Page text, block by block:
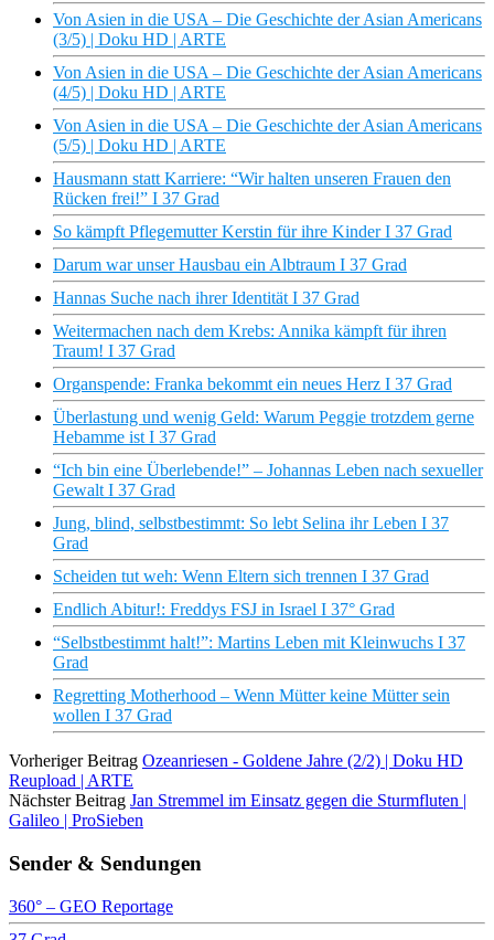
Von Asien in die USA – Die Geschichte der Asian Americans
(3/5) | Doku HD | ARTE
Von Asien in die USA – Die Geschichte der Asian Americans
(4/5) | Doku HD | ARTE
Von Asien in die USA – Die Geschichte der Asian Americans
(5/5) | Doku HD | ARTE
Hausmann statt Karriere: “Wir halten unseren Frauen den
Rücken frei!” I 37 Grad
So kämpft Pflegemutter Kerstin für ihre Kinder I 37 Grad
Darum war unser Hausbau ein Albtraum I 37 Grad
Hannas Suche nach ihrer Identität I 37 Grad
Weitermachen nach dem Krebs: Annika kämpft für ihren
Traum! I 37 Grad
Organspende: Franka bekommt ein neues Herz I 37 Grad
Überlastung und wenig Geld: Warum Peggie trotzdem gerne
Hebamme ist I 37 Grad
“Ich bin eine Überlebende!” – Johannas Leben nach sexueller
Gewalt I 37 Grad
Jung, blind, selbstbestimmt: So lebt Selina ihr Leben I 37
Grad
Scheiden tut weh: Wenn Eltern sich trennen I 37 Grad
Endlich Abitur!: Freddys FSJ in Israel I 37° Grad
“Selbstbestimmt halt!”: Martins Leben mit Kleinwuchs I 37
Grad
Regretting Motherhood – Wenn Mütter keine Mütter sein
wollen I 37 Grad
Vorheriger Beitrag Ozeanriesen - Goldene Jahre (2/2) | Doku HD
Reupload | ARTE
Nächster Beitrag Jan Stremmel im Einsatz gegen die Sturmfluten |
Galileo | ProSieben
Sender & Sendungen
360° – GEO Reportage